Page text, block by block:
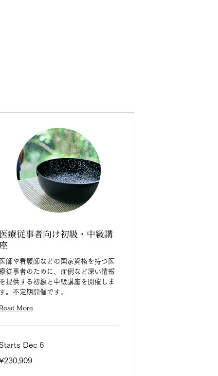
療従事者向け初級・中級講
師や看護師などの国家資格を持つ医
従事者のために、症例など深い情報
提供する初級と中級講座を開催しま
。不定期開催です。
More
Dec 6